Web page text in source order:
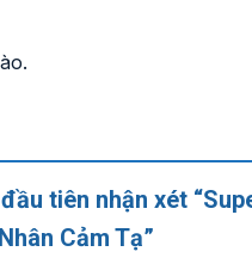
tiên nhận xét
Cảm Tạ”